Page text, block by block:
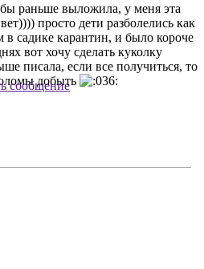
раньше выложила, у меня эта
просто дети разболелись как
в садике карантин, и было короче
вот хочу сделать куколку
писала, если все получиться, то
добыть